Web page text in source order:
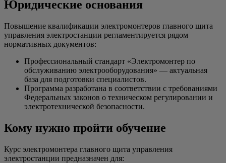
Юридические основания
Повышение квалификации электромонтеров главного щита
управления электростанции регламентируется рядом
нормативных документов:
Профессиональный стандарт «Электромонтер по
обслуживанию электрооборудования» — актуальная
база для подготовки специалистов.
Программа разработана в соответствии с требованиями
Федеральных законов о техническом регулировании и
электротехнической безопасности.
Кому нужно пройти обучение
Курс электромонтера главного щита управления
электростанции предназначен для: